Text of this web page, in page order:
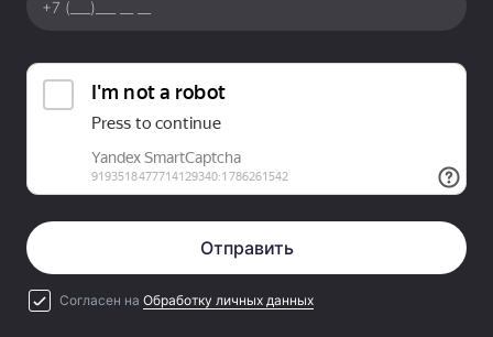
Отправить
Согласен на Обработку личных данных